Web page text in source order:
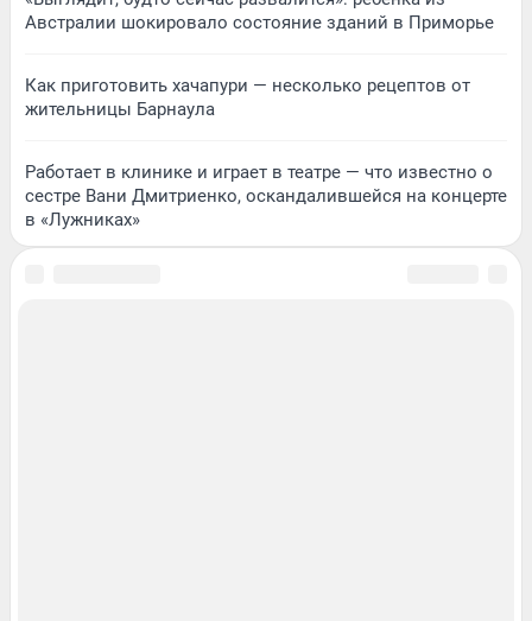
Австралии шокировало состояние зданий в Приморье
Как приготовить хачапури — несколько рецептов от
жительницы Барнаула
Работает в клинике и играет в театре — что известно о
сестре Вани Дмитриенко, оскандалившейся на концерте
в «Лужниках»